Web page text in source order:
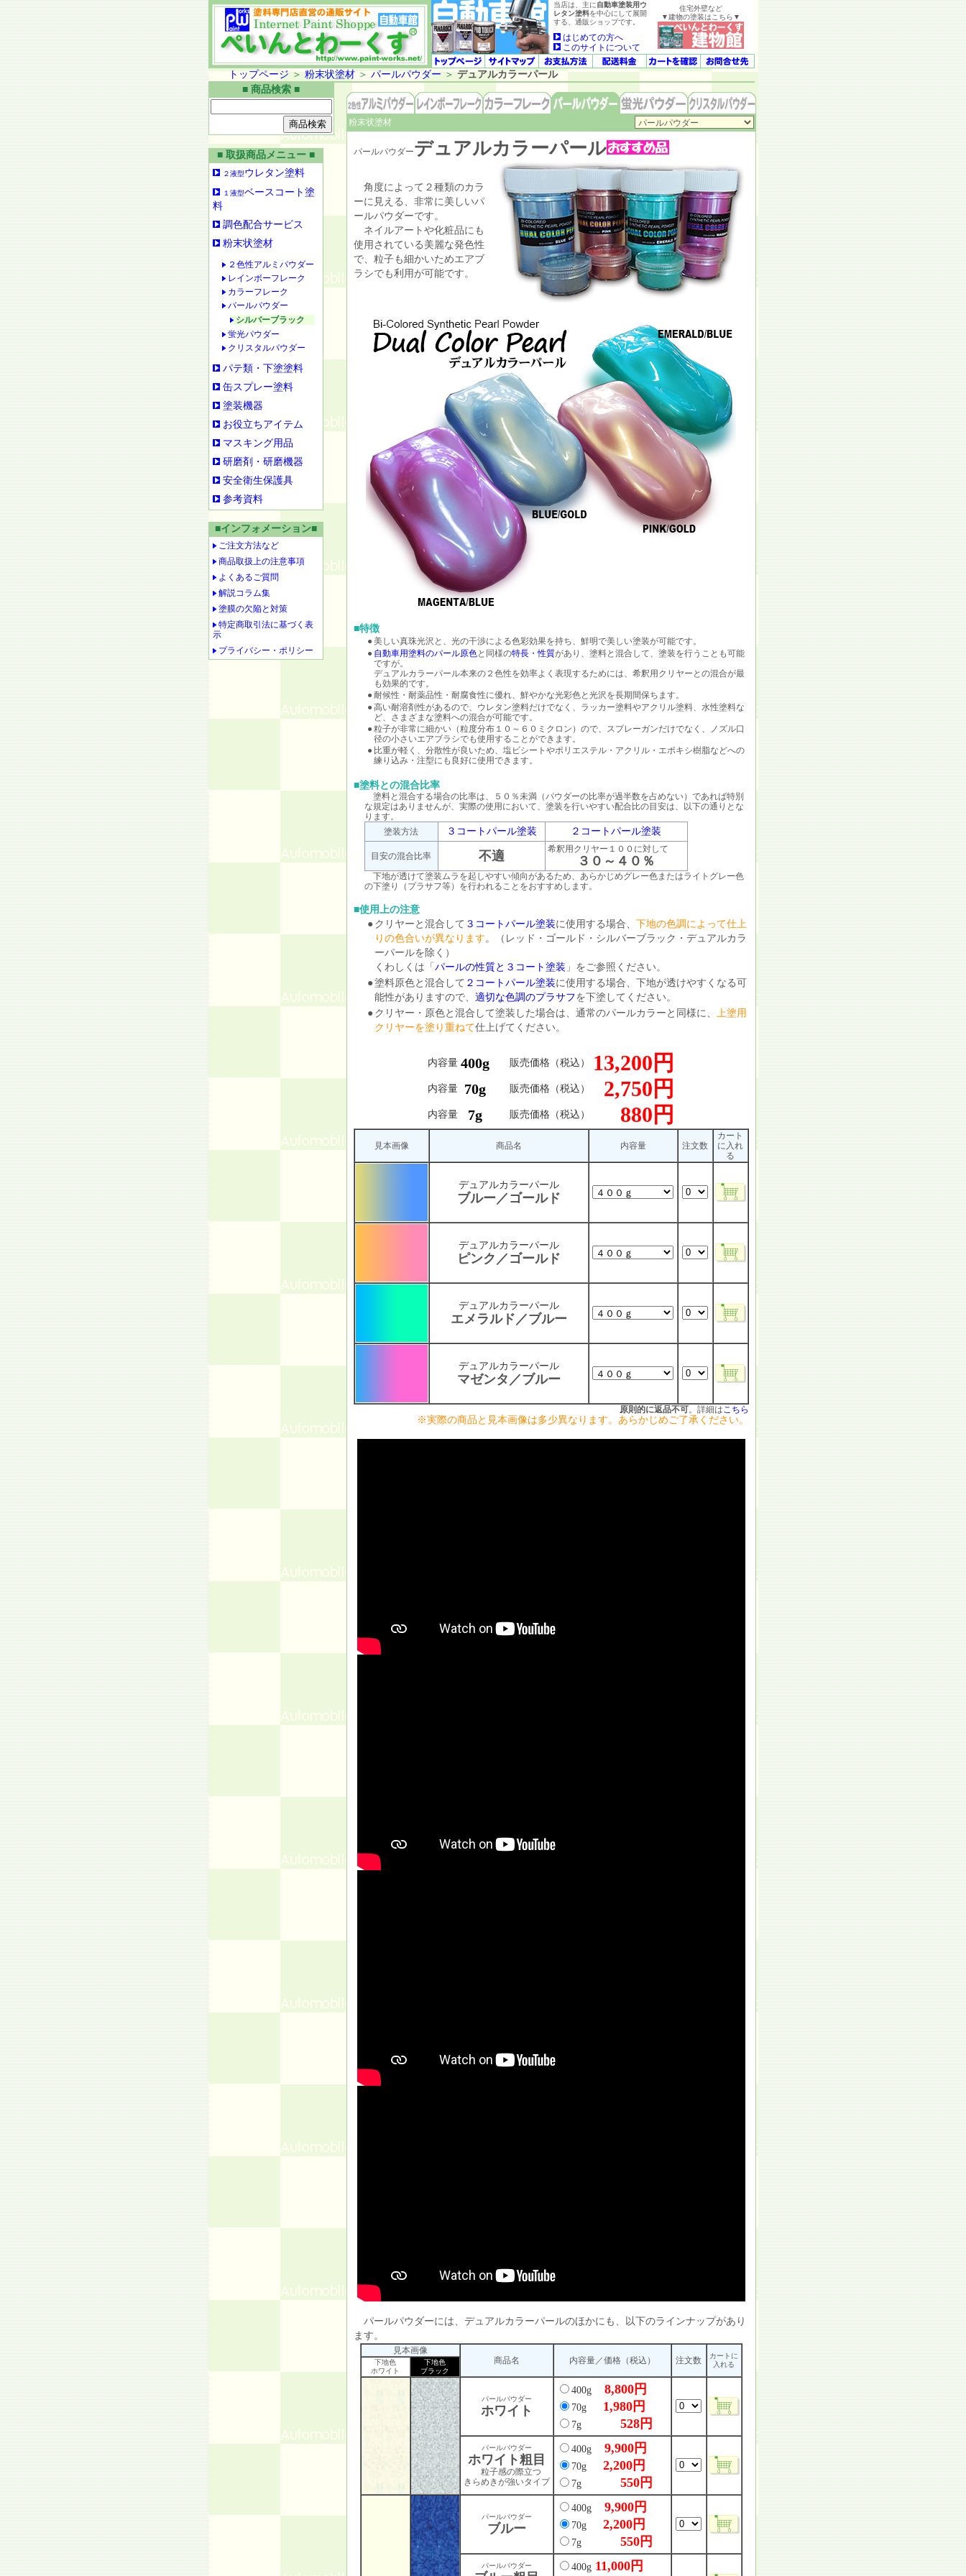
当店は、主に自動車塗装用ウ
レタン塗料を中心にして展開
する、通販ショップです。
はじめての方へ
このサイトについて
住宅外壁など
▼建物の塗装はこちら▼
トップページ ＞ 粉末状塗材＞ パールパウダー ＞ デュアルカラーパール
■ 商品検索 ■
■ 取扱商品メニュー ■
２液型ウレタン塗料
１液型ベースコート塗
料
調色配合サービス
粉末状塗材
２色性アルミパウダー
レインボーフレーク
カラーフレーク
パールパウダー
シルバーブラック
蛍光パウダー
クリスタルパウダー
パテ類・下塗塗料
缶スプレー塗料
塗装機器
お役立ちアイテム
マスキング用品
研磨剤・研磨機器
安全衛生保護具
参考資料
■インフォメーション■
ご注文方法など
商品取扱上の注意事項
よくあるご質問
解説コラム集
塗膜の欠陥と対策
特定商取引法に基づく表
示
プライバシー・ポリシー
粉末状塗材
パールパウダーデュアルカラーパール
角度によって２種類のカラ
ーに見える、非常に美しいパ
ールパウダーです。
ネイルアートや化粧品にも
使用されている美麗な発色性
で、粒子も細かいためエアブ
ラシでも利用が可能です。
■特徴
●美しい真珠光沢と、光の干渉による色彩効果を持ち、鮮明で美しい塗装が可能です。
● 自動車用塗料のパール原色と同様の特長・性質があり、塗料と混合して、塗装を行うことも可能
ですが。
デュアルカラーパール本来の２色性を効率よく表現するためには、希釈用クリヤーとの混合が最
も効果的です。
●耐候性・耐薬品性・耐腐食性に優れ、鮮やかな光彩色と光沢を長期間保ちます。
●高い耐溶剤性があるので、ウレタン塗料だけでなく、ラッカー塗料やアクリル塗料、水性塗料な
ど、さまざまな塗料への混合が可能です。
●粒子が非常に細かい（粒度分布１０～６０ミクロン）ので、スプレーガンだけでなく、ノズル口
径の小さいエアブラシでも使用することができます。
● 比重が軽く、分散性が良いため、塩ビシートやポリエステル・アクリル・エポキシ樹脂などへの
練り込み・注型にも良好に使用できます。
■塗料との混合比率
塗料と混合する場合の比率は、５０％未満（パウダーの比率が過半数を占めない）であれば特別
な規定はありませんが、実際の使用において、塗装を行いやすい配合比の目安は、以下の通りとな
ります。
塗装方法
３コートパール塗装 ２コートパール塗装
目安の混合比率 不適 希釈用クリヤー１００に対して
３０～４０％
下地が透けて塗装ムラを起しやすい傾向があるため、あらかじめグレー色またはライトグレー色
の下塗り（プラサフ等）を行われることをおすすめします。
■使用上の注意
● クリヤーと混合して ３コートパール塗装に使用する場合、 下地の色調によって仕上
りの色合いが異なります。（レッド・ゴールド・シルバーブラック・デュアルカラ
ーパールを除く）
くわしくは「 パールの性質と３コート塗装 」をご参照ください。
●塗料原色と混合して ２コートパール塗装に使用する場合、下地が透けやすくなる可
能性がありますので、 適切な色調のプラサフを下塗してください。
● クリヤー・原色と混合して塗装した場合は、通常のパールカラーと同様に、 上塗用
クリヤーを塗り重ねて仕上げてください。
内容量 400g 販売価格（税込） 13,200円
内容量 70g 販売価格（税込） 2,750円
内容量 7g 販売価格（税込） 880円
見本画像 商品名 内容量 注文数
カート
に入れ
る
デュアルカラーパール
ブルー／ゴールド
デュアルカラーパール
ピンク／ゴールド
デュアルカラーパール
エメラルド／ブルー
デュアルカラーパール
マゼンタ／ブルー
原則的に返品不可。詳細はこちら
※実際の商品と見本画像は多少異なります。あらかじめご了承ください。
パールパウダーには、デュアルカラーパールのほかにも、以下のラインナップがあり
ます。
見本画像
商品名
内容量／価格（税込） 注文数
カートに
入れる
下地色
ホワイト
下地色
ブラック
パールパウダー
ホワイト
400g8,800円
70g1,980円
7g528円
パールパウダー
ホワイト粗目
粒子感の際立つ
きらめきが強いタイプ
400g9,900円
70g2,200円
7g550円
パールパウダー
ブルー
400g9,900円
70g2,200円
7g550円
パールパウダー 400g11,000円